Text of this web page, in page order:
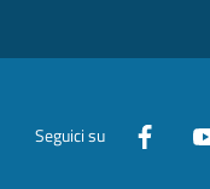
Seguici su